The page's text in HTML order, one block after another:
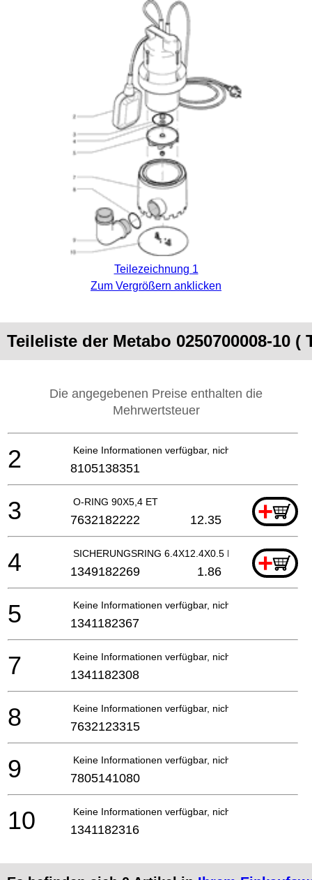
Teilezeichnung 1
Zum Vergrößern anklicken
Teileliste der Metabo 0250700008-10 (
Die angegebenen Preise enthalten die
Mehrwertsteuer
Keine Informationen verfügbar, nicht bestellbar
2 8105138351
O-RING 90X5,4 ET +
3 7632182222 12.35
SICHERUNGSRING 6.4X12.4X0.5 ET +
4 1349182269 1.86
Keine Informationen verfügbar, nicht bestellbar
5 1341182367
Keine Informationen verfügbar, nicht bestellbar
7 1341182308
Keine Informationen verfügbar, nicht bestellbar
8 7632123315
Keine Informationen verfügbar, nicht bestellbar
9 7805141080
Keine Informationen verfügbar, nicht bestellbar
10 1341182316